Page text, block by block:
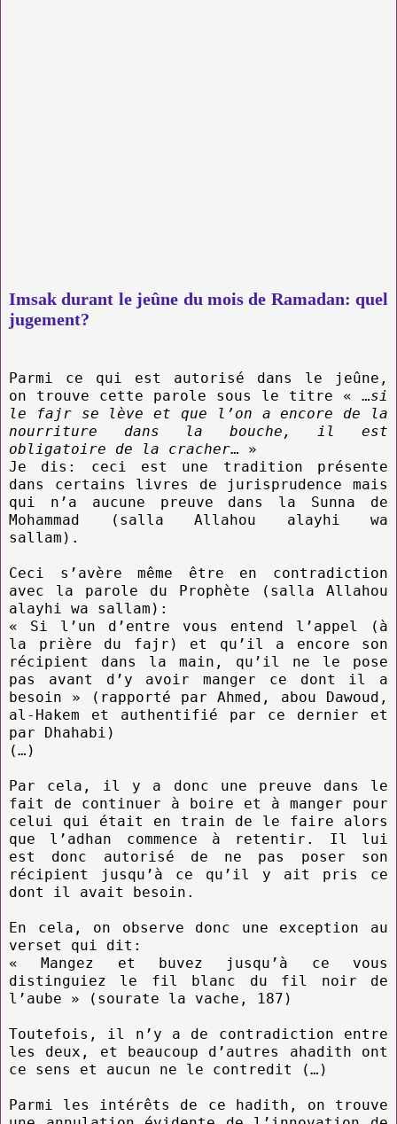
Imsak durant le jeûne du mois de Ramadan: quel
jugement?
Parmi ce qui est autorisé dans le jeûne,
on trouve cette parole sous le titre « …si
le fajr se lève et que l’on a encore de la
nourriture dans la bouche, il est
obligatoire de la cracher… »
Je dis: ceci est une tradition présente
dans certains livres de jurisprudence mais
qui n’a aucune preuve dans la Sunna de
Mohammad (salla Allahou alayhi wa
sallam).
Ceci s’avère même être en contradiction
avec la parole du Prophète (salla Allahou
alayhi wa sallam):
« Si l’un d’entre vous entend l’appel (à
la prière du fajr) et qu’il a encore son
récipient dans la main, qu’il ne le pose
pas avant d’y avoir manger ce dont il a
besoin » (rapporté par Ahmed, abou Dawoud,
al-Hakem et authentifié par ce dernier et
par Dhahabi)
(…)
Par cela, il y a donc une preuve dans le
fait de continuer à boire et à manger pour
celui qui était en train de le faire alors
que l’adhan commence à retentir. Il lui
est donc autorisé de ne pas poser son
récipient jusqu’à ce qu’il y ait pris ce
dont il avait besoin.
En cela, on observe donc une exception au
verset qui dit:
« Mangez et buvez jusqu’à ce vous
distinguiez le fil blanc du fil noir de
l’aube » (sourate la vache, 187)
Toutefois, il n’y a de contradiction entre
les deux, et beaucoup d’autres ahadith ont
ce sens et aucun ne le contredit (…)
Parmi les intérêts de ce hadith, on trouve